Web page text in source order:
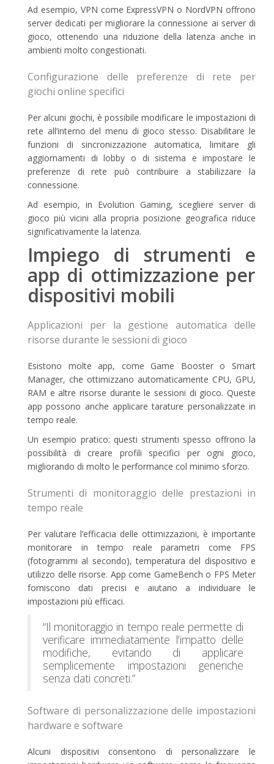
Ad esempio, VPN come ExpressVPN o NordVPN offrono
server dedicati per migliorare la connessione ai server di
gioco, ottenendo una riduzione della latenza anche in
ambienti molto congestionati.
Configurazione delle preferenze di rete per
giochi online specifici
Per alcuni giochi, è possibile modificare le impostazioni di
rete all’interno del menu di gioco stesso. Disabilitare le
funzioni di sincronizzazione automatica, limitare gli
aggiornamenti di lobby o di sistema e impostare le
preferenze di rete può contribuire a stabilizzare la
connessione.
Ad esempio, in Evolution Gaming, scegliere server di
gioco più vicini alla propria posizione geografica riduce
significativamente la latenza.
Impiego di strumenti e
app di ottimizzazione per
dispositivi mobili
Applicazioni per la gestione automatica delle
risorse durante le sessioni di gioco
Esistono molte app, come Game Booster o Smart
Manager, che ottimizzano automaticamente CPU, GPU,
RAM e altre risorse durante le sessioni di gioco. Queste
app possono anche applicare tarature personalizzate in
tempo reale.
Un esempio pratico: questi strumenti spesso offrono la
possibilità di creare profili specifici per ogni gioco,
migliorando di molto le performance col minimo sforzo.
Strumenti di monitoraggio delle prestazioni in
tempo reale
Per valutare l’efficacia delle ottimizzazioni, è importante
monitorare in tempo reale parametri come FPS
(fotogrammi al secondo), temperatura del dispositivo e
utilizzo delle risorse. App come GameBench o FPS Meter
forniscono dati precisi e aiutano a individuare le
impostazioni più efficaci.
“Il monitoraggio in tempo reale permette di
verificare immediatamente l’impatto delle
modifiche, evitando di applicare
semplicemente impostazioni generiche
senza dati concreti.”
Software di personalizzazione delle impostazioni
hardware e software
Alcuni dispositivi consentono di personalizzare le